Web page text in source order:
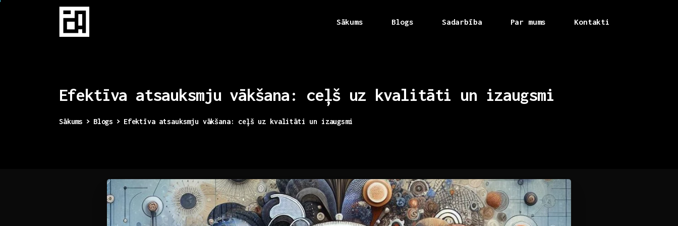
Sākums Blogs Sadarbība Par mums Kontakti
Efektīva atsauksmju vākšana: ceļš uz kvalitāti un izaugsmi
Sākums Blogs Efektīva atsauksmju vākšana: ceļš uz kvalitāti un izaugsmi